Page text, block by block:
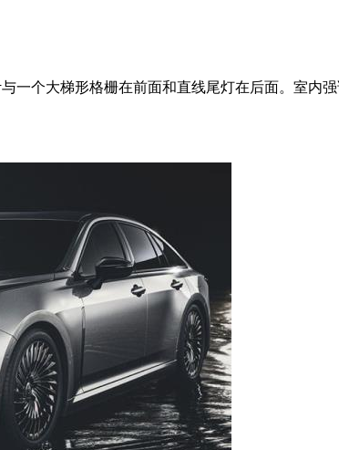
一个大梯形格栅在前面和直线尾灯在后面。室内